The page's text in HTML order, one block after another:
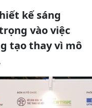
kế sáng
vào việc
tạo thay vì mô